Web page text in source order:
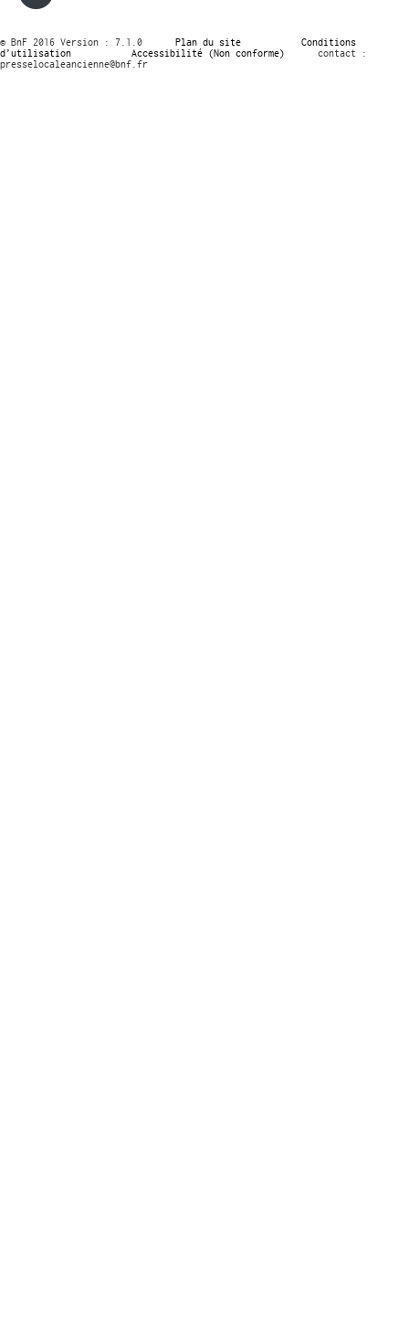
© BnF 2016 Version : 7.1.0 Plan du site
Conditions
d’utilisation
Accessibilité (Non conforme)
contact :
presselocaleancienne@bnf.fr